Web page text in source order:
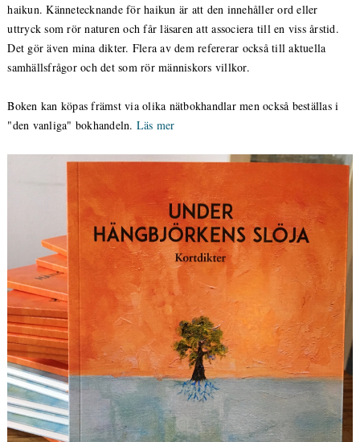
haikun. Kännetecknande för haikun är att den innehåller ord eller
uttryck som rör naturen och får läsaren att associera till en viss årstid.
Det gör även mina dikter. Flera av dem refererar också till aktuella
samhällsfrågor och det som rör människors villkor.
Boken kan köpas främst via olika nätbokhandlar men också beställas i
"den vanliga" bokhandeln. Läs mer